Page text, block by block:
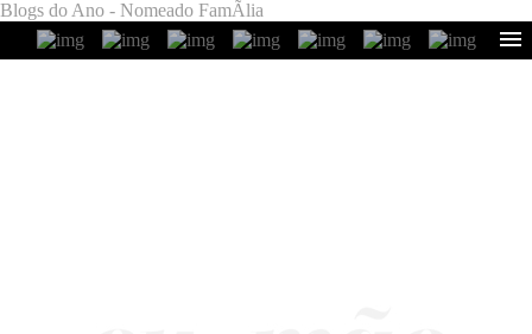
Blogs do Ano - Nomeado FamÃ­lia